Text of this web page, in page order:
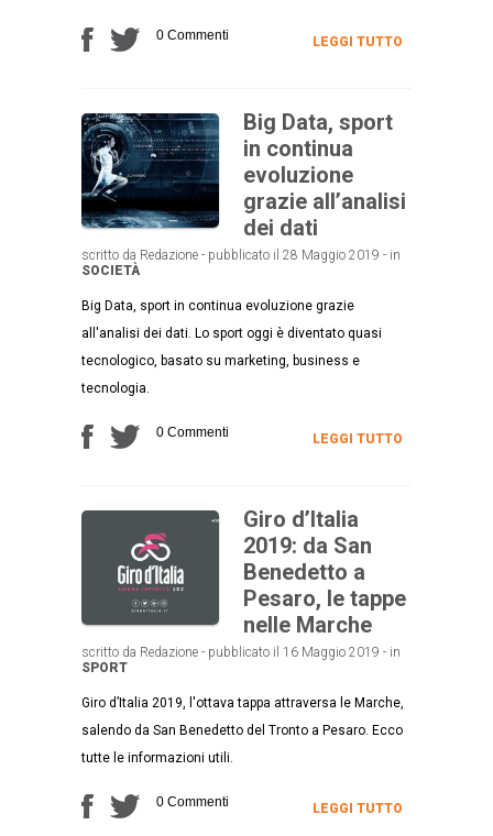
0 Commenti LEGGI TUTTO
Big Data, sport
in continua
evoluzione
grazie all’analisi
dei dati
scritto da Redazione - pubblicato il 28 Maggio 2019 - in
SOCIETÀ
Big Data, sport in continua evoluzione grazie
all'analisi dei dati. Lo sport oggi è diventato quasi
tecnologico, basato su marketing, business e
tecnologia.
0 Commenti LEGGI TUTTO
Giro d’Italia
2019: da San
Benedetto a
Pesaro, le tappe
nelle Marche
scritto da Redazione - pubblicato il 16 Maggio 2019 - in
SPORT
Giro d’Italia 2019, l'ottava tappa attraversa le Marche,
salendo da San Benedetto del Tronto a Pesaro. Ecco
tutte le informazioni utili.
0 Commenti LEGGI TUTTO